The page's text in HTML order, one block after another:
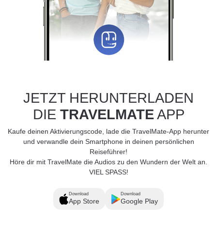
JETZT HERUNTERLADEN
DIE TRAVELMATEAPP
Kaufe deinen Aktivierungscode, lade die TravelMate-App herunter
und verwandle dein Smartphone in deinen persönlichen
Reiseführer!
Höre dir mit TravelMate die Audios zu den Wundern der Welt an.
VIEL SPASS!
Download
App Store
Download
Google Play